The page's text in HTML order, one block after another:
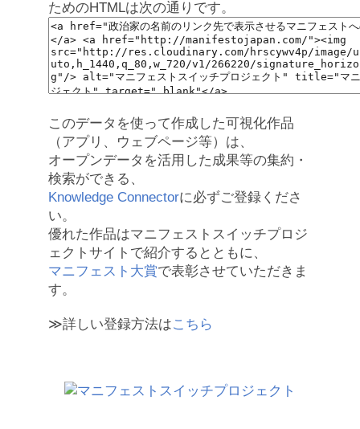
ためのHTMLは次の通りです。
このデータを使って作成した可視化作品
（アプリ、ウェブページ等）は、
オープンデータを活用した成果等の集約・
検索ができる、
Knowledge Connectorに必ずご登録くださ
い。
優れた作品はマニフェストスイッチプロジ
ェクトサイトで紹介するとともに、
マニフェスト大賞で表彰させていただきま
す。
≫詳しい登録方法はこちら